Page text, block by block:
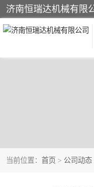
当前位置： 首页 > 公司动态
燃料颗粒机